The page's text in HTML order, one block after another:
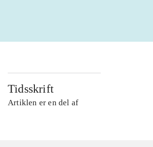
Tidsskrift
Artiklen er en del af